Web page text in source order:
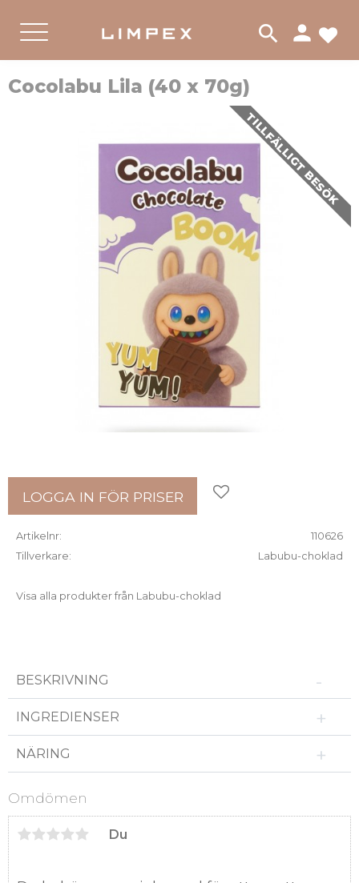
search person
PRODUKTER
Cocolabu Lila (40 x 70g)
TILLFÄLLIGT BESÖK
LOGGA IN FÖR PRISER
Artikelnr
110626
Tillverkare
Labubu-choklad
Visa alla produkter från Labubu-choklad
BESKRIVNING
INGREDIENSER
NÄRING
Omdömen
Du